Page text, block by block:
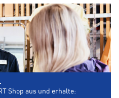
Shop aus und erhalte: